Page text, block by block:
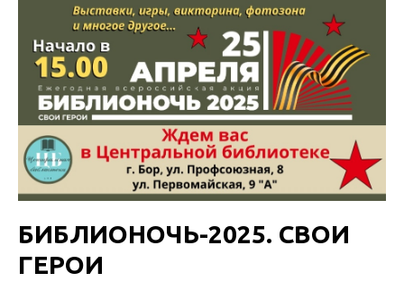
БИБЛИОНОЧЬ-2025. СВОИ
ГЕРОИ